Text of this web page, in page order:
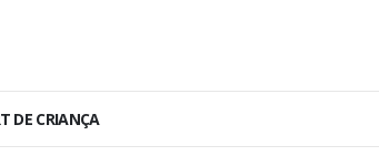
DE CRIANÇA